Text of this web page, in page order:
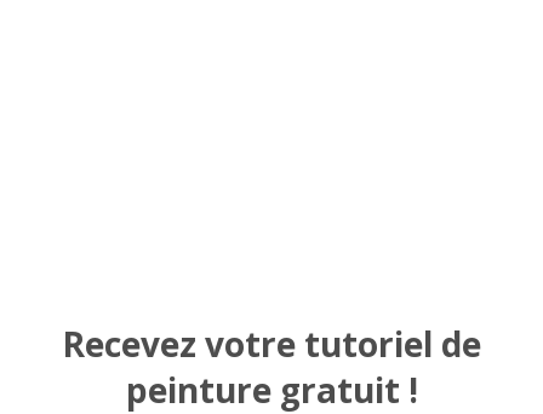
Recevez votre tutoriel de
peinture gratuit !